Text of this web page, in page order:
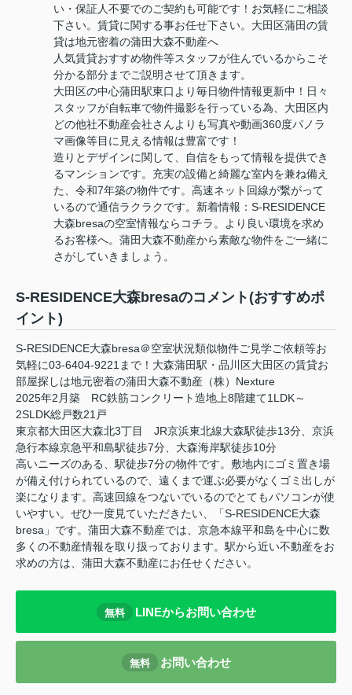
い・保証人不要でのご契約も可能です！お気軽にご相談
下さい。賃貸に関する事お任せ下さい。大田区蒲田の賃
貸は地元密着の蒲田大森不動産へ
人気賃貸おすすめ物件等スタッフが住んでいるからこそ
分かる部分までご説明させて頂きます。
大田区の中心蒲田駅東口より毎日物件情報更新中！日々
スタッフが自転車で物件撮影を行っている為、大田区内
どの他社不動産会社さんよりも写真や動画360度パノラ
マ画像等目に見える情報は豊富です！
造りとデザインに関して、自信をもって情報を提供でき
るマンションです。充実の設備と綺麗な室内を兼ね備え
た、令和7年築の物件です。高速ネット回線が繋がって
いるので通信ラクラクです。新着情報：S-RESIDENCE
大森bresaの空室情報ならコチラ。より良い環境を求め
るお客様へ。蒲田大森不動産から素敵な物件をご一緒に
さがしていきましょう。
S-RESIDENCE大森bresaのコメント(おすすめポ
イント)
S-RESIDENCE大森bresa＠空室状況類似物件ご見学ご依頼等お
気軽に03-6404-9221まで！大森蒲田駅・品川区大田区の賃貸お
部屋探しは地元密着の蒲田大森不動産（株）Nexture
2025年2月築 RC鉄筋コンクリート造地上8階建て1LDK～
2SLDK総戸数21戸
東京都大田区大森北3丁目 JR京浜東北線大森駅徒歩13分、京浜
急行本線京急平和島駅徒歩7分、大森海岸駅徒歩10分
高いニーズのある、駅徒歩7分の物件です。敷地内にゴミ置き場
が備え付けられているので、遠くまで運ぶ必要がなくゴミ出しが
楽になります。高速回線をつないでいるのでとてもパソコンが使
いやすい。ぜひ一度見ていただきたい、「S-RESIDENCE大森
bresa」です。蒲田大森不動産では、京急本線平和島を中心に数
多くの不動産情報を取り扱っております。駅から近い不動産をお
求めの方は、蒲田大森不動産にお任せください。
無料 LINEからお問い合わせ
無料 お問い合わせ